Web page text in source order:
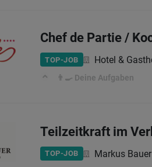
Chef de Partie /
TOP-JOB Hotel &
👨‍🍳 Deine Aufgaben
Teilzeitkraft im
TOP-JOB Markus